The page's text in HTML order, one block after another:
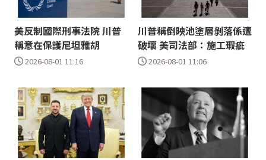
美反制國際刑事法院 川普
稱意在保護尼坦雅胡
2026-08-01 11:16
川普稱倒映池塗層剝落係遭
破壞 美司法部：施工瑕疵
2026-08-01 11:06